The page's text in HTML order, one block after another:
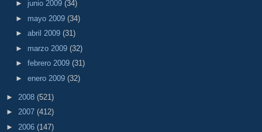
► junio 2009 (34)
► mayo 2009 (34)
► abril 2009 (31)
► marzo 2009 (32)
► febrero 2009 (31)
► enero 2009 (32)
► 2008 (521)
► 2007 (412)
► 2006 (147)